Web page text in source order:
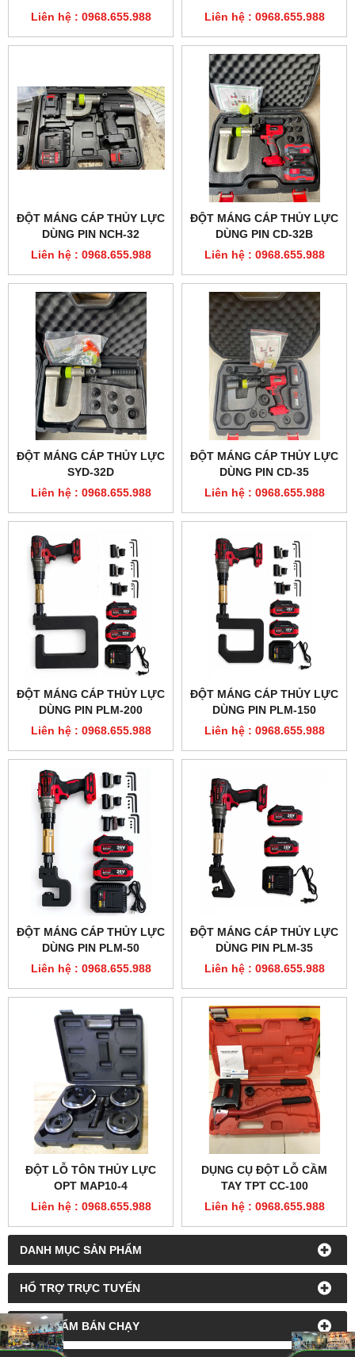
DANH MỤC SẢN PHẨM
HỔ TRỢ TRỰC TUYẾN
SẢN PHẨM BÁN CHẠY
Liên hệ : 0968.655.988
Liên hệ : 0968.655.988
ĐỘT MÁNG CÁP THỦY LỰC
DÙNG PIN NCH-32
Liên hệ : 0968.655.988
ĐỘT MÁNG CÁP THỦY LỰC
DÙNG PIN CD-32B
Liên hệ : 0968.655.988
ĐỘT MÁNG CÁP THỦY LỰC
SYD-32D
Liên hệ : 0968.655.988
ĐỘT MÁNG CÁP THỦY LỰC
DÙNG PIN CD-35
Liên hệ : 0968.655.988
ĐỘT MÁNG CÁP THỦY LỰC
DÙNG PIN PLM-200
Liên hệ : 0968.655.988
ĐỘT MÁNG CÁP THỦY LỰC
DÙNG PIN PLM-150
Liên hệ : 0968.655.988
ĐỘT MÁNG CÁP THỦY LỰC
DÙNG PIN PLM-50
Liên hệ : 0968.655.988
ĐỘT MÁNG CÁP THỦY LỰC
DÙNG PIN PLM-35
Liên hệ : 0968.655.988
ĐỘT LỖ TÔN THỦY LỰC
OPT MAP10-4
Liên hệ : 0968.655.988
DỤNG CỤ ĐỘT LỖ CẦM
TAY TPT CC-100
Liên hệ : 0968.655.988